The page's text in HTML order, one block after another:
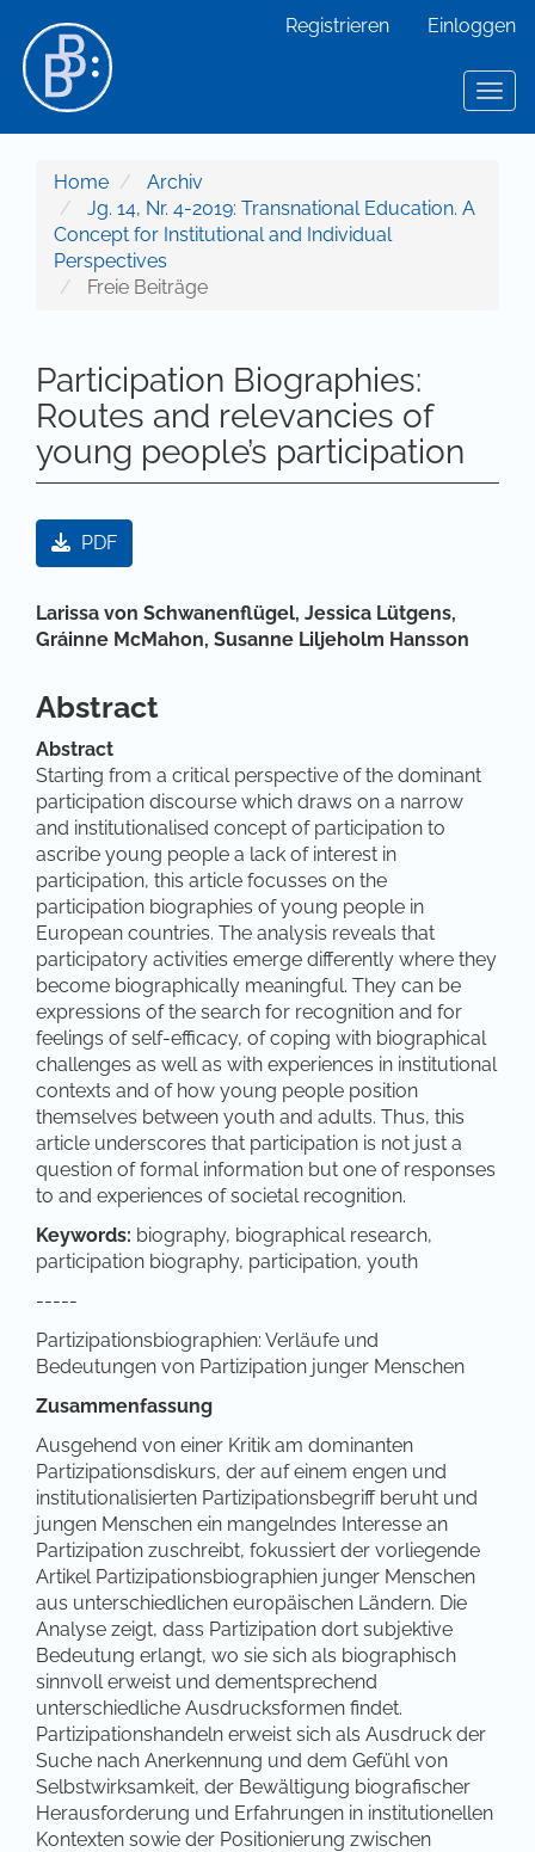
Hauptinhalt
Sidebar
Registrieren Einloggen
Home
Archiv
Jg. 14, Nr. 4-2019: Transnational Education. A
Concept for Institutional and Individual
Perspectives
Freie Beiträge
Participation Biographies:
Routes and relevancies of
young people’s participation
Artikel-Sidebar
PDF
Hauptsächlicher Artikelinhalt
Larissa von Schwanenflügel, Jessica Lütgens,
Gráinne McMahon, Susanne Liljeholm Hansson
Abstract
Abstract
Starting from a critical perspective of the dominant
participation discourse which draws on a narrow
and institutionalised concept of participation to
ascribe young people a lack of interest in
participation, this article focusses on the
participation biographies of young people in
European countries. The analysis reveals that
participatory activities emerge differently where they
become biographically meaningful. They can be
expressions of the search for recognition and for
feelings of self-efficacy, of coping with biographical
challenges as well as with experiences in institutional
contexts and of how young people position
themselves between youth and adults. Thus, this
article underscores that participation is not just a
question of formal information but one of responses
to and experiences of societal recognition.
Keywords: biography, biographical research,
participation biography, participation, youth
-----
Partizipationsbiographien: Verläufe und
Bedeutungen von Partizipation junger Menschen
Zusammenfassung
Ausgehend von einer Kritik am dominanten
Partizipationsdiskurs, der auf einem engen und
institutionalisierten Partizipationsbegriff beruht und
jungen Menschen ein mangelndes Interesse an
Partizipation zuschreibt, fokussiert der vorliegende
Artikel Partizipationsbiographien junger Menschen
aus unterschiedlichen europäischen Ländern. Die
Analyse zeigt, dass Partizipation dort subjektive
Bedeutung erlangt, wo sie sich als biographisch
sinnvoll erweist und dementsprechend
unterschiedliche Ausdrucksformen findet.
Partizipationshandeln erweist sich als Ausdruck der
Suche nach Anerkennung und dem Gefühl von
Selbstwirksamkeit, der Bewältigung biografischer
Herausforderung und Erfahrungen in institutionellen
Kontexten sowie der Positionierung zwischen